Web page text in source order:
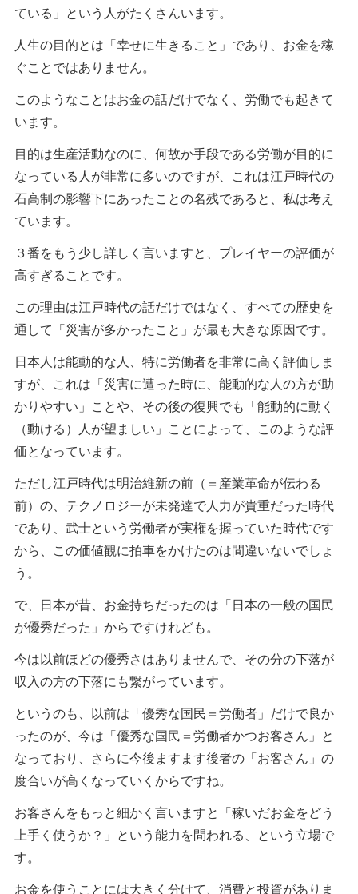
ている」という人がたくさんいます。
人生の目的とは「幸せに生きること」であり、お金を稼
ぐことではありません。
このようなことはお金の話だけでなく、労働でも起きて
います。
目的は生産活動なのに、何故か手段である労働が目的に
なっている人が非常に多いのですが、これは江戸時代の
石高制の影響下にあったことの名残であると、私は考え
ています。
３番をもう少し詳しく言いますと、プレイヤーの評価が
高すぎることです。
この理由は江戸時代の話だけではなく、すべての歴史を
通して「災害が多かったこと」が最も大きな原因です。
日本人は能動的な人、特に労働者を非常に高く評価しま
すが、これは「災害に遭った時に、能動的な人の方が助
かりやすい」ことや、その後の復興でも「能動的に動く
（動ける）人が望ましい」ことによって、このような評
価となっています。
ただし江戸時代は明治維新の前（＝産業革命が伝わる
前）の、テクノロジーが未発達で人力が貴重だった時代
であり、武士という労働者が実権を握っていた時代です
から、この価値観に拍車をかけたのは間違いないでしょ
う。
で、日本が昔、お金持ちだったのは「日本の一般の国民
が優秀だった」からですけれども。
今は以前ほどの優秀さはありませんで、その分の下落が
収入の方の下落にも繋がっています。
というのも、以前は「優秀な国民＝労働者」だけで良か
ったのが、今は「優秀な国民＝労働者かつお客さん」と
なっており、さらに今後ますます後者の「お客さん」の
度合いが高くなっていくからですね。
お客さんをもっと細かく言いますと「稼いだお金をどう
上手く使うか？」という能力を問われる、という立場で
す。
お金を使うことには大きく分けて、消費と投資がありま